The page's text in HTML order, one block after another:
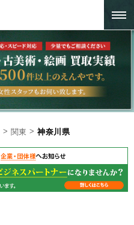
> 関東 >神奈川県